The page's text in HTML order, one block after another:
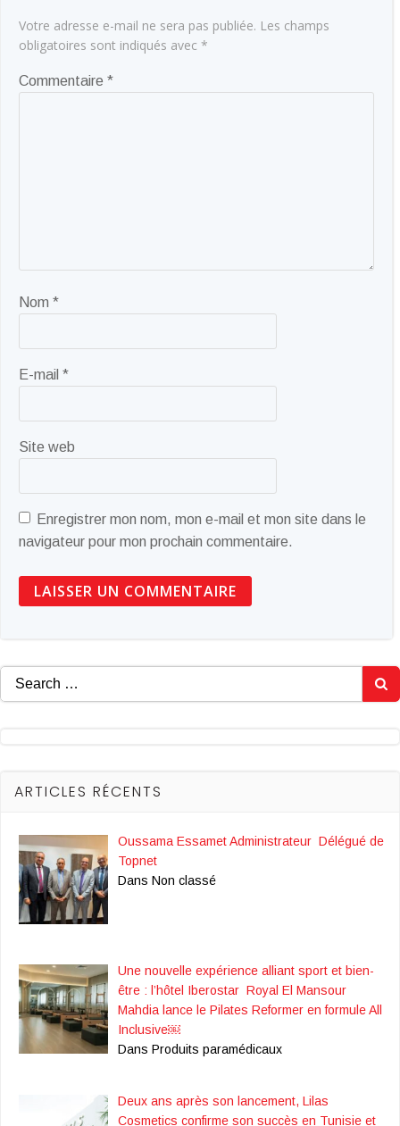
Votre adresse e-mail ne sera pas publiée. Les champs
obligatoires sont indiqués avec *
Commentaire *
Nom *
E-mail *
Site web
Enregistrer mon nom, mon e-mail et mon site dans le
navigateur pour mon prochain commentaire.
Search
for:
ARTICLES RÉCENTS
Oussama Essamet Administrateur Délégué de
Topnet
Dans Non classé
Une nouvelle expérience alliant sport et bien-
être : l’hôtel Iberostar Royal El Mansour
Mahdia lance le Pilates Reformer en formule All
Inclusive￼
Dans Produits paramédicaux
Deux ans après son lancement, Lilas
Cosmetics confirme son succès en Tunisie et